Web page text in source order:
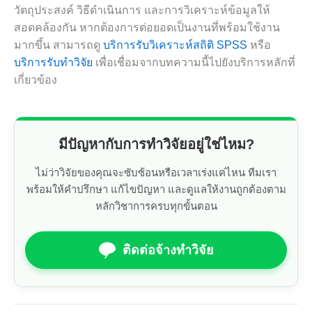
วัตถุประสงค์ วิธีดำเนินการ และการวิเคราะห์ข้อมูลให้
สอดคล้องกัน หากต้องการต่อยอดเป็นงานที่พร้อมใช้งาน
มากขึ้น สามารถดู บริการรับวิเคราะห์สถิติ SPSS หรือ
บริการรับทำวิจัย เพื่อเชื่อมจากบทความนี้ไปยังบริการหลักที่
เกี่ยวข้อง
มีปัญหากับการทำวิจัยอยู่ใช่ไหม?
ไม่ว่าวิจัยของคุณจะซับซ้อนหรือเวลาเร่งแค่ไหน ทีมเรา
พร้อมให้คำปรึกษา แก้ไขปัญหา และดูแลให้งานถูกต้องตาม
หลักวิชาการครบทุกขั้นตอน
ติดต่อจ้างทำวิจัย